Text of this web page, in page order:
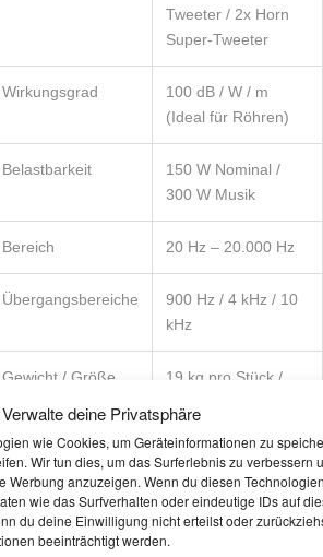
Verwalte deine Privatsphäre
wie Cookies, um Geräteinformationen zu
Wir tun dies, um das Surferlebnis zu verbessern
Werbung anzuzeigen. Wenn du diesen
wie das Surfverhalten oder eindeutige IDs auf
du deine Einwilligung nicht erteilst oder
beeinträchtigt werden.
Tweeter / 2x Horn
Super-Tweeter
Wirkungsgrad
100 dB / W / m
(Ideal für Röhren)
Belastbarkeit
150 W Nominal /
300 W Musik
Bereich 20 Hz – 20.000 Hz
Übergangsbereiche
900 Hz / 4 kHz / 10
kHz
Gewicht / Größe
19 kg pro Stück /
Ohm 8 Ohm